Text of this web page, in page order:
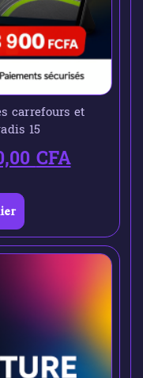
carrefours et
15
CFA